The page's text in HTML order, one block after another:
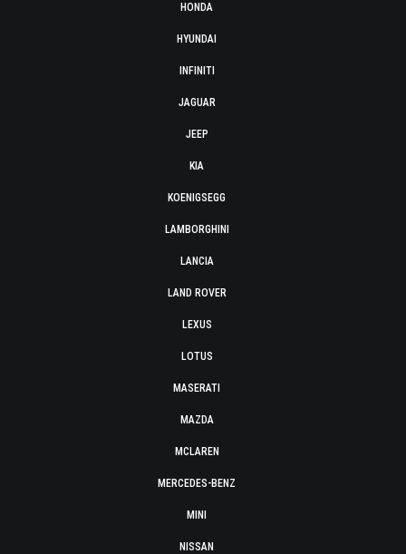
HONDA
HYUNDAI
INFINITI
JAGUAR
JEEP
KIA
KOENIGSEGG
LAMBORGHINI
LANCIA
LAND ROVER
LEXUS
LOTUS
MASERATI
MAZDA
MCLAREN
MERCEDES-BENZ
MINI
NISSAN